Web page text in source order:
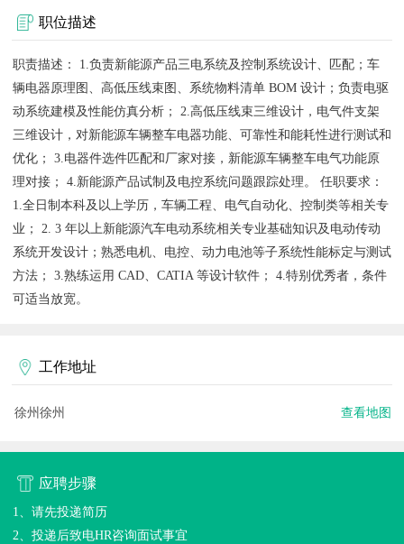
职位描述
职责描述： 1.负责新能源产品三电系统及控制系统设计、匹配；车
辆电器原理图、高低压线束图、系统物料清单 BOM 设计；负责电驱
动系统建模及性能仿真分析； 2.高低压线束三维设计，电气件支架
三维设计，对新能源车辆整车电器功能、可靠性和能耗性进行测试和
优化； 3.电器件选件匹配和厂家对接，新能源车辆整车电气功能原
理对接； 4.新能源产品试制及电控系统问题跟踪处理。 任职要求：
1.全日制本科及以上学历，车辆工程、电气自动化、控制类等相关专
业； 2. 3 年以上新能源汽车电动系统相关专业基础知识及电动传动
系统开发设计；熟悉电机、电控、动力电池等子系统性能标定与测试
方法； 3.熟练运用 CAD、CATIA 等设计软件； 4.特别优秀者，条件
可适当放宽。
工作地址
徐州徐州 查看地图
应聘步骤
1、请先投递简历
2、投递后致电HR咨询面试事宜